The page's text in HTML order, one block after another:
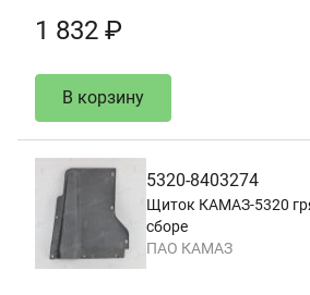
1 832 ₽
В корзину
5320-8403274
Щиток КАМАЗ-5320
сборе
ПАО КАМАЗ